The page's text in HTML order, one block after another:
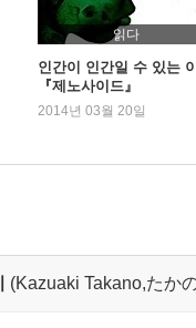
읽다
인간이 인간일 수 있는
『제노사이드』
2014년 03월 20일
(Kazuaki Takano,たか